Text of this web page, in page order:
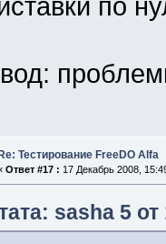
по
Re: Тестирование FreeDO Alfa
Ответ #17 : 17 Декабрь 2008,
sasha 5